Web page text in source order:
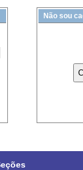
Não sou